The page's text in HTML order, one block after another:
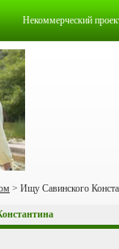
Некоммерческий
> Ищу Савинского